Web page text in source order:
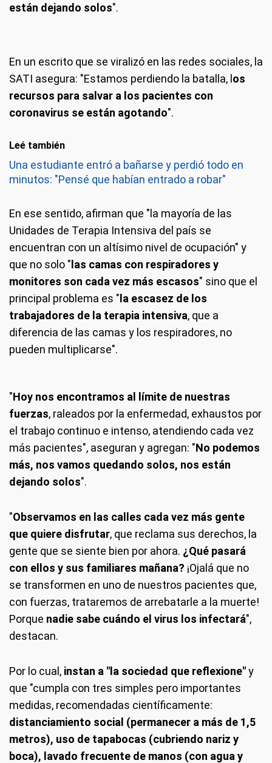
están dejando solos".
En un escrito que se viralizó en las redes sociales, la
SATI asegura: "Estamos perdiendo la batalla, l os
recursos para salvar a los pacientes con
coronavirus se están agotando".
Leé también
Una estudiante entró a bañarse y perdió todo en
minutos: "Pensé que habían entrado a robar"
En ese sentido, afirman que "la mayoría de las
Unidades de Terapia Intensiva del país se
encuentran con un altísimo nivel de ocupación" y
que no solo " las camas con respiradores y
monitores son cada vez más escasos" sino que el
principal problema es " la escasez de los
trabajadores de la terapia intensiva, que a
diferencia de las camas y los respiradores, no
pueden multiplicarse".
"Hoy nos encontramos al límite de nuestras
fuerzas, raleados por la enfermedad, exhaustos por
el trabajo continuo e intenso, atendiendo cada vez
más pacientes", aseguran y agregan: "No podemos
más, nos vamos quedando solos, nos están
dejando solos".
"Observamos en las calles cada vez más gente
que quiere disfrutar, que reclama sus derechos, la
gente que se siente bien por ahora. ¿Qué pasará
con ellos y sus familiares mañana? ¡Ojalá que no
se transformen en uno de nuestros pacientes que,
con fuerzas, trataremos de arrebatarle a la muerte!
Porque nadie sabe cuándo el virus los infectará",
destacan.
Por lo cual, instan a "la sociedad que reflexione"y
que "cumpla con tres simples pero importantes
medidas, recomendadas científicamente:
distanciamiento social (permanecer a más de 1,5
metros), uso de tapabocas (cubriendo nariz y
boca), lavado frecuente de manos (con agua y